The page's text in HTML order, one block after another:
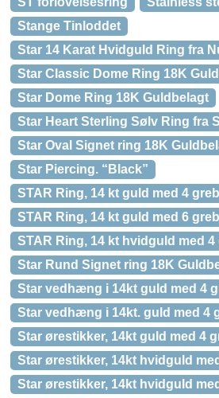
Stange Tinloddet
Star 14 Karat Hvidguld Ring fra
Star Classic Dome Ring 18K
Star Dome Ring 18K Guldbelagt
Star Heart Sterling Sølv Ring fra
Star Oval Signet ring 18K
Star Piercing. “Black”
STAR Ring, 14 kt guld med 4
STAR Ring, 14 kt guld med 6
STAR Ring, 14 kt hvidguld med 4
Star Rund Signet ring 18K
Star vedhæng i 14kt guld med 4
Star vedhæng i 14kt. guld med 4
Star ørestikker, 14kt guld med 4
Star ørestikker, 14kt hvidguld
Star ørestikker, 14kt hvidguld